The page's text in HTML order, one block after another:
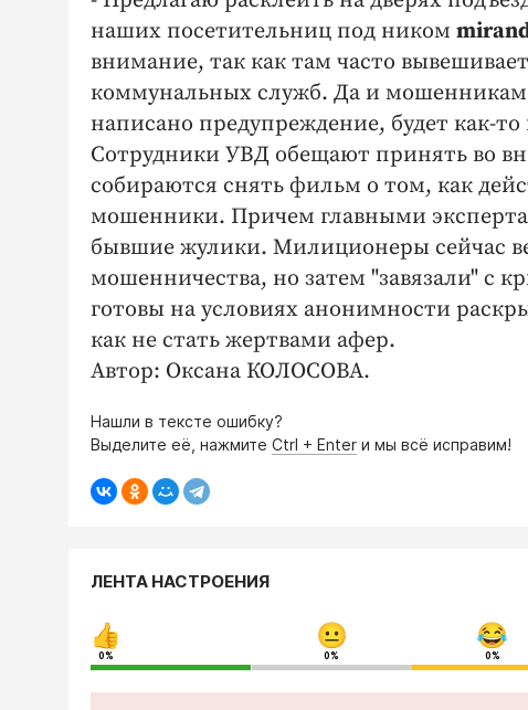
наших посетительниц под ником
внимание, так как там часто
коммунальных служб. Да и мошенникам
написано предупреждение, будет как-
Сотрудники УВД обещают принять во
собираются снять фильм о том, как
мошенники. Причем главными
бывшие жулики. Милиционеры сейчас
мошенничества, но затем "завязали"
готовы на условиях анонимности
как не стать жертвами афер.
Автор: Оксана КОЛОСОВА.
Нашли в тексте ошибку?
Выделите её, нажмите Ctrl + Enter и мы всё исправим!
ЛЕНТА НАСТРОЕНИЯ
0% 0% 0%